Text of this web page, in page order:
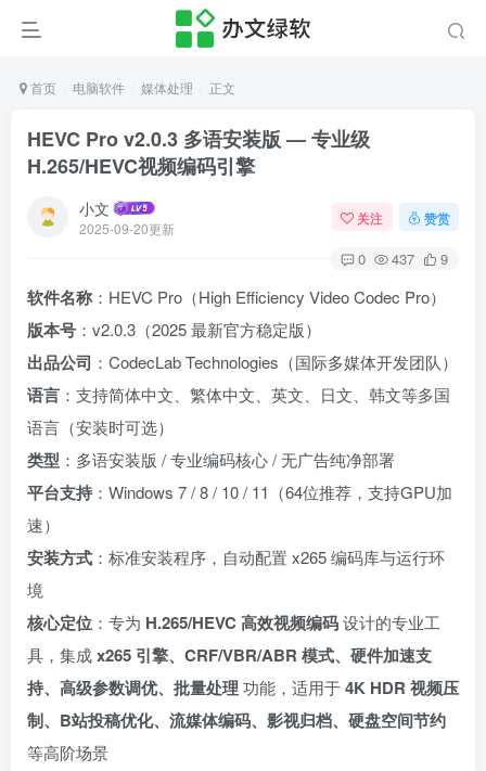
首页 电脑软件 媒体处理 正文
HEVC Pro v2.0.3 多语安装版 — 专业级
H.265/HEVC视频编码引擎
小文
2025-09-20更新
关注 赞赏
0 437 9
软件名称 ：HEVC Pro（High Efficiency Video Codec Pro）
版本号 ：v2.0.3（2025 最新官方稳定版）
出品公司 ：CodecLab Technologies（国际多媒体开发团队）
语言 ：支持简体中文、繁体中文、英文、日文、韩文等多国
语言（安装时可选）
类型 ：多语安装版 / 专业编码核心 / 无广告纯净部署
平台支持：Windows 7 / 8 / 10 / 11（64位推荐，支持GPU加
速）
安装方式 ：标准安装程序，自动配置 x265 编码库与运行环
境
核心定位 ：专为 H.265/HEVC 高效视频编码设计的专业工
具，集成x265 引擎、CRF/VBR/ABR 模式、硬件加速支
持、高级参数调优、批量处理 功能，适用于4K HDR 视频压
制、B站投稿优化、流媒体编码、影视归档、硬盘空间节约
等高阶场景